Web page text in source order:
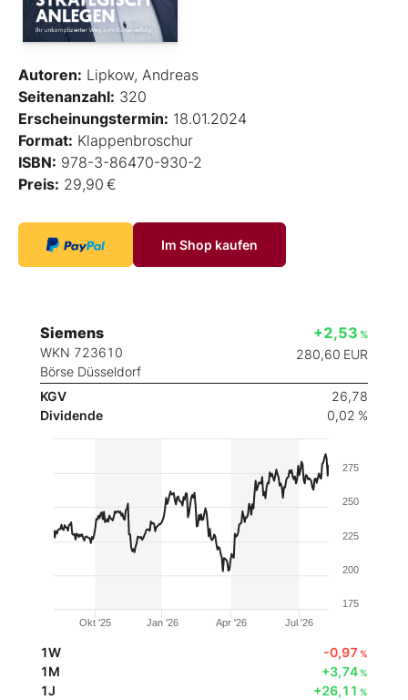
Autoren: Lipkow, Andreas
Seitenanzahl: 320
Erscheinungstermin: 18.01.2024
Format: Klappenbroschur
ISBN: 978-3-86470-930-2
Preis: 29,90 €
Im Shop kaufen
Siemens
WKN 723610
Börse Düsseldorf
+2,53 %
280,60 EUR
KGV
26,78
Dividende
0,02 %
Okt '25 Jan '26 Apr '26 Jul '26
175
200
225
250
275
1W -0,97 %
1M +3,74%
1J +26,11 %